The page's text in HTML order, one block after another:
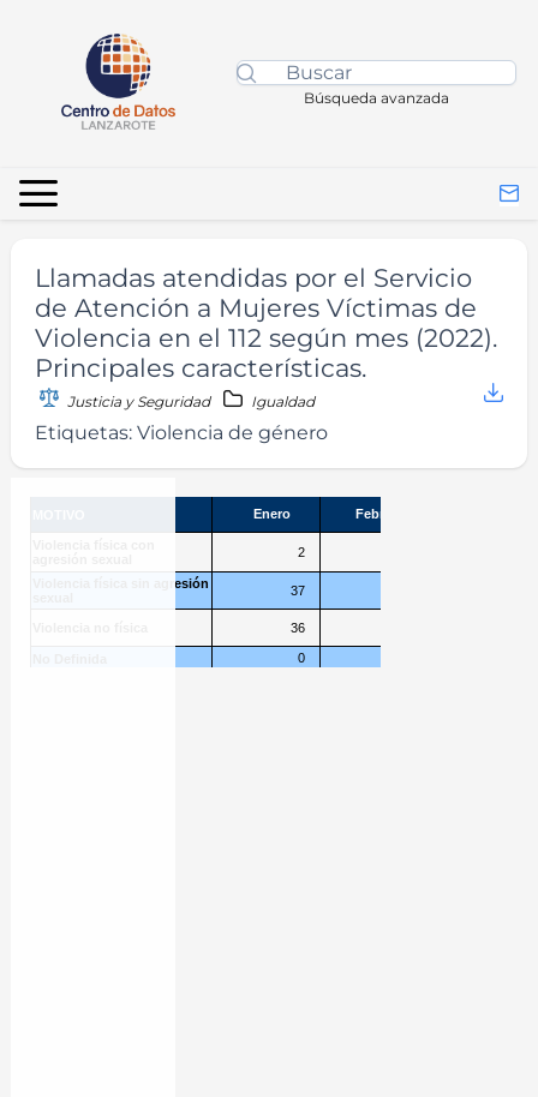
Búsqueda avanzada
Llamadas atendidas por el Servicio
de Atención a Mujeres Víctimas de
Violencia en el 112 según mes (2022).
Principales características.
Justicia y Seguridad Igualdad
Etiquetas: Violencia de género